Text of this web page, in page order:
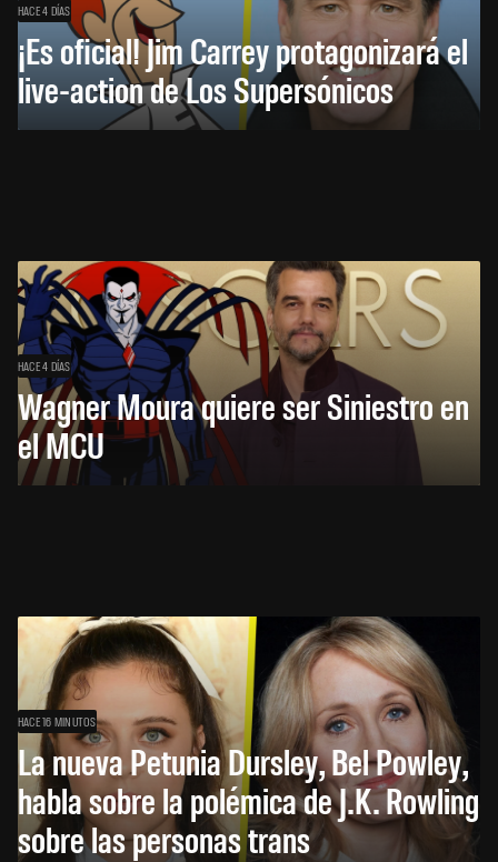
HACE 4 DÍAS
¡Es oficial! Jim Carrey protagonizará el
live-action de Los Supersónicos
HACE 4 DÍAS
Wagner Moura quiere ser Siniestro en
el MCU
HACE 16 MINUTOS
La nueva Petunia Dursley, Bel Powley,
habla sobre la polémica de J.K. Rowling
sobre las personas trans